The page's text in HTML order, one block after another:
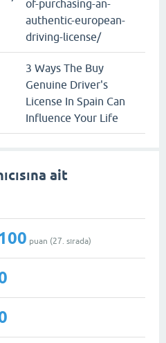
of-purchasing-an-
authentic-european-
driving-license/
3 Ways The Buy
Genuine Driver's
License In Spain Can
Influence Your Life
ait
puan (27 . sırada)